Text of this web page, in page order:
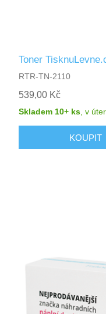
Toner
RTR-TN-2110
539,00 Kč
Skladem 10+ ks,v